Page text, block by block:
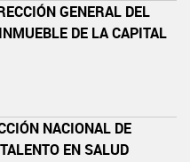
GENERAL DEL
DE LA CAPITAL
NACIONAL DE
EN SALUD